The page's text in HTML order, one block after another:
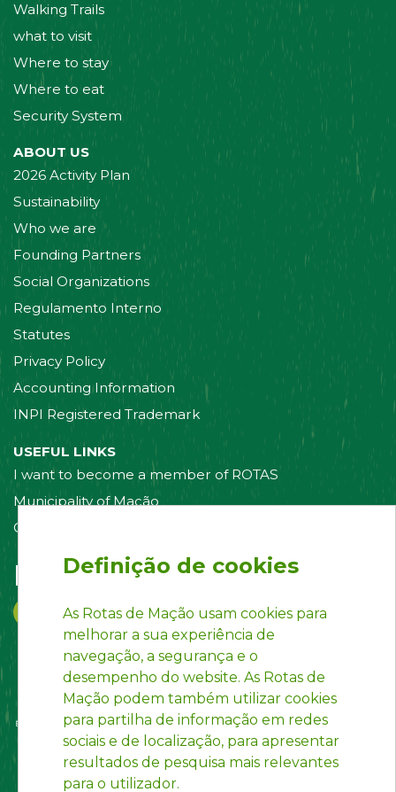
Walking Trails
what to visit
Where to stay
Where to eat
Security System
ABOUT US
2026 Activity Plan
Sustainability
Who we are
Founding Partners
Social Organizations
Regulamento Interno
Statutes
Privacy Policy
Accounting Information
INPI Registered Trademark
USEFUL LINKS
I want to become a member of ROTAS
Municipality of Mação
Contact us
Follow us on:
Definição de cookies
As Rotas de Mação usam cookies para
melhorar a sua experiência de
navegação, a segurança e o
desempenho do website. As Rotas de
Mação podem também utilizar cookies
para partilha de informação em redes
sociais e de localização, para apresentar
resultados de pesquisa mais relevantes
para o utilizador.